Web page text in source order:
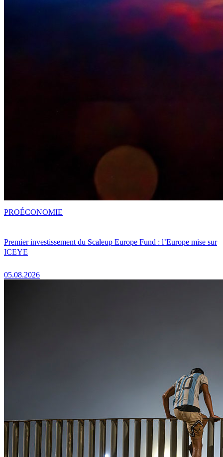
Premier investissement du Scaleup Europe Fund : l’Europe mise sur
ICEYE
05.08.2026
PROÉCONOMIE